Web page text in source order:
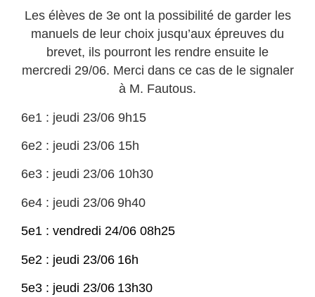
Les élèves de 3e ont la possibilité de garder les
manuels de leur choix jusqu’aux épreuves du
brevet, ils pourront les rendre ensuite le
mercredi 29/06. Merci dans ce cas de le signaler
à M. Fautous.
6e1 : jeudi 23/06 9h15
6e2 : jeudi 23/06 15h
6e3 : jeudi 23/06 10h30
6e4 : jeudi 23/06 9h40
5e1 : vendredi 24/06 08h25
5e2 : jeudi 23/06 16h
5e3 : jeudi 23/06 13h30